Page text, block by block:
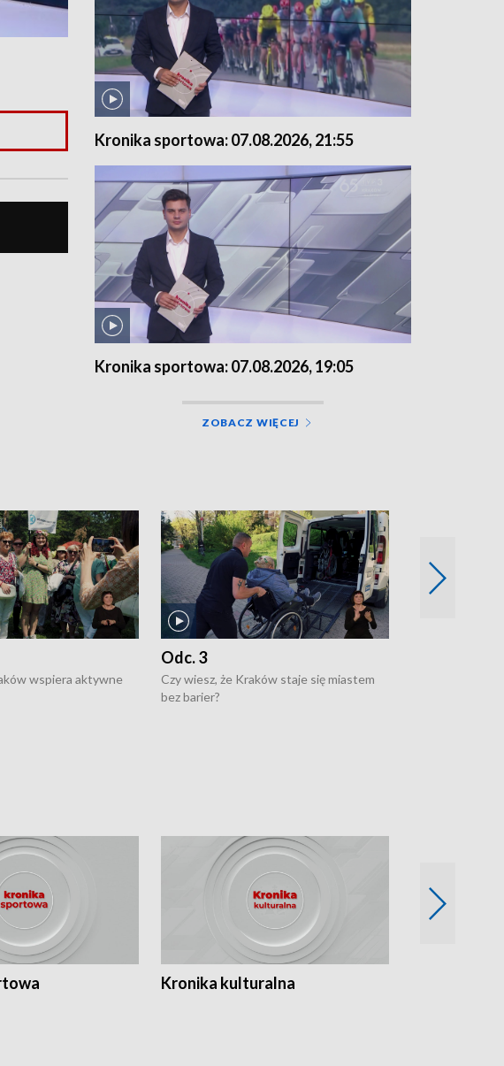
Kronika sportowa: 07.08.2026, 21:55
Kronika sportowa: 07.08.2026, 19:05
ZOBACZ WIĘCEJ
wspiera aktywne
Odc. 3
Czy wiesz, że Kraków staje się miastem
bez barier?
Kronika kulturalna